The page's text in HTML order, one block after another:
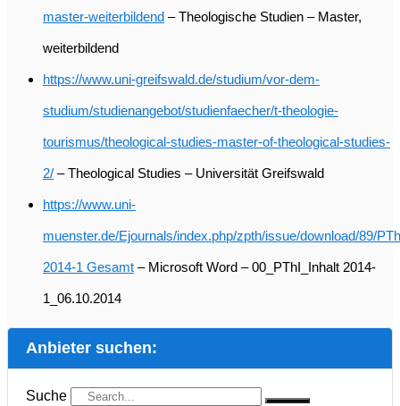
master-weiterbildend – Theologische Studien – Master,
weiterbildend
https://www.uni-greifswald.de/studium/vor-dem-
studium/studienangebot/studienfaecher/t-theologie-
tourismus/theological-studies-master-of-theological-studies-
2/ – Theological Studies – Universität Greifswald
https://www.uni-
muenster.de/Ejournals/index.php/zpth/issue/download/89/
2014-1 Gesamt – Microsoft Word – 00_PThI_Inhalt 2014-
1_06.10.2014
Anbieter suchen:
Suche